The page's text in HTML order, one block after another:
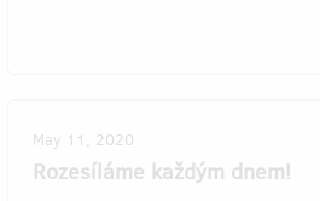
May 11, 2020
Rozesíláme každým dnem!